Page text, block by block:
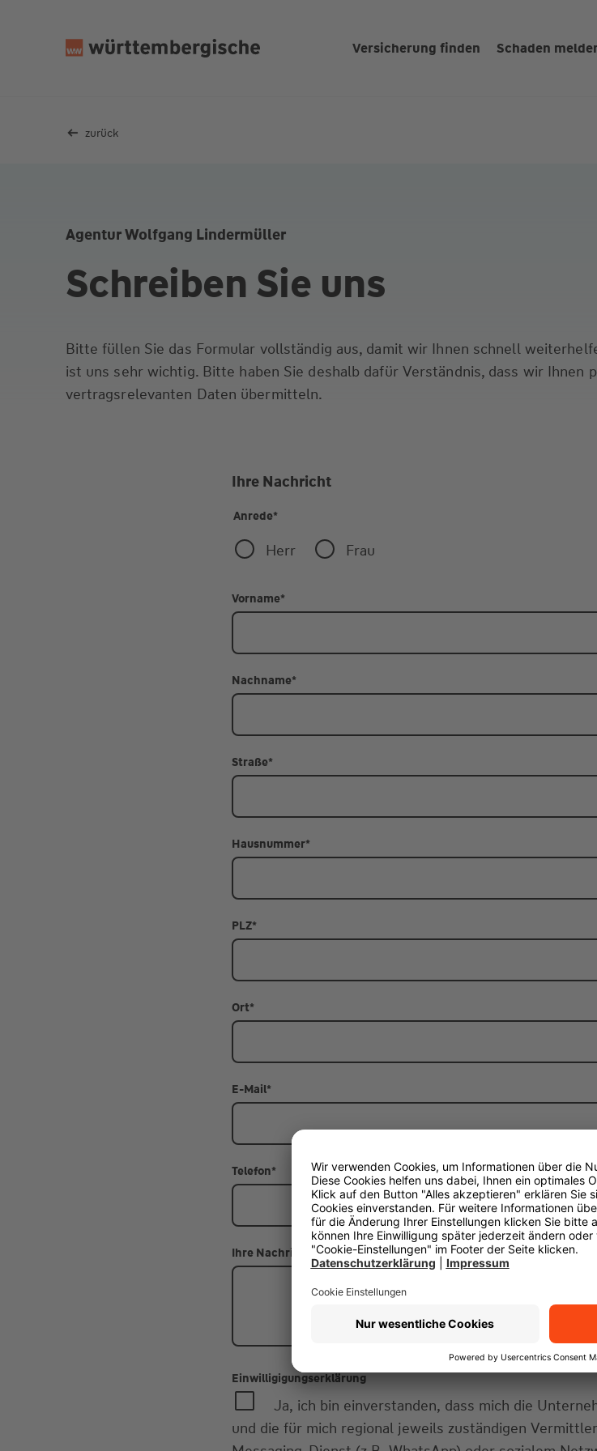
Versicherung finden Schaden
zurück
Agentur Wolfgang Lindermüller
Schreiben Sie uns
Bitte füllen Sie das Formular vollständig aus, damit wir Ihnen schnell
ist uns sehr wichtig. Bitte haben Sie deshalb dafür Verständnis, dass wir Ihnen
vertragsrelevanten Daten übermitteln.
Ihre Nachricht
Anrede*
Herr Frau
Vorname*
Nachname*
Straße*
Hausnummer*
PLZ*
Ort*
E-Mail*
Telefon*
Ihre Nachricht
Einwilligigungserklärung
Ja, ich bin einverstanden, dass mich die
und die für mich regional jeweils zuständigen